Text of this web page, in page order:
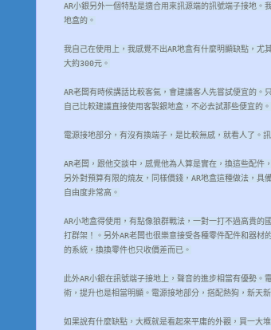
AR小銀另外一個特點是適合用來訊源端的訊號端子接地。
地盒的。
我自己在使用上，我感覺不出AR地盒有什麼明顯缺點，
大約300元。
AR老闆有時候講話比較客氣，會建議客人先嘗試便宜的
自己比較建議直接使用客製銀地盒，不必去試那些便宜的
電源接地部分，有沒有換端子，是比較無感，就看人了。
AR老闆，跟他交談中，感覺他為人算是實在，換這些配件
另外對預算有限的燒友，同樣價錢，AR地盒這種做法，
自由度非常高。
AR小地盒得使用，有點像狼群戰法，一對一打不過高貴的
打群架！。另外AR老闆也很樂意接受各種零件配件和器
的系統，換換零件也只收價差而已。
此外AR小銀在訊號端子接地上，聲音的進步相當有優勢
術，提升也是相當明顯。電源接地部分，搭配熱狗，新天
如果說有什麼缺點，大概就是看起來平庸的外觀，買一大